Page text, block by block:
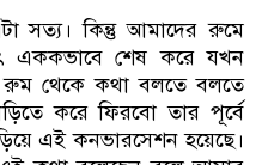
সত্য। কিন্তু আমাদের রুমে
এককভাবে শেষ করে যখন
রুম থেকে কথা বলতে বলতে
করে ফিরবো তার পূর্বে
এই কনভারসেশন হয়েছে।